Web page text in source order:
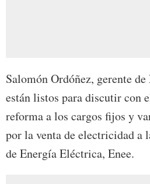
Salomón Ordóñez, gerente
están listos para discutir con
reforma a los cargos fijos y
por la venta de electricidad a
de Energía Eléctrica, Enee.